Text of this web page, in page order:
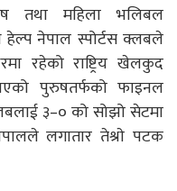
तथा महिला भलिबल
हेल्प नेपाल स्पोर्टस क्लबले
रहेको राष्ट्रिय खेलकुद
पुरुषतर्फको फाइनल
३–० को सोझो सेटमा
लगातार तेश्राे पटक